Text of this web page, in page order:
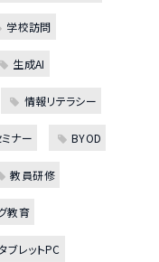
学校訪問
生成AI
情報リテラシー
ナー BYOD
教員研修
教育
ブレットPC